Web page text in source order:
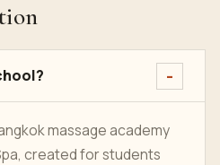
massage academy
created for students